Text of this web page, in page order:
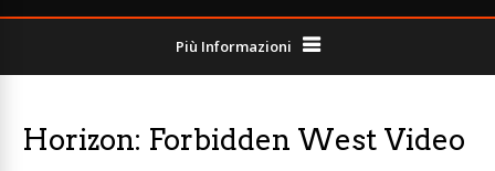
Più Informazioni
Horizon: Forbidden West Video